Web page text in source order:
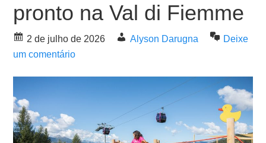
pronto na Val di Fiemme
2 de julho de 2026 Alyson Darugna
Deixe
um comentário